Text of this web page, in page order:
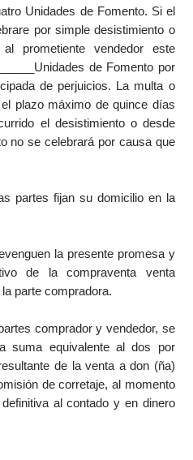
Unidades de Fomento. Si el
por simple desistimiento o
prometiente vendedor este
de Fomento por
de perjuicios. La multa o
plazo máximo de quince días
el desistimiento o desde
no se celebrará por causa que
partes fijan su domicilio en la
la presente promesa y
de la compraventa venta
parte compradora.
comprador y vendedor, se
suma equivalente al dos por
de la venta a don (ña)
de corretaje, al momento
al contado y en dinero